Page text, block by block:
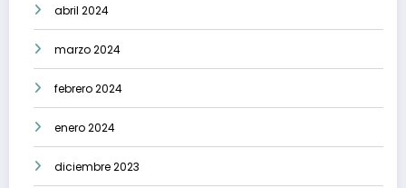
abril 2024
marzo 2024
febrero 2024
enero 2024
diciembre 2023